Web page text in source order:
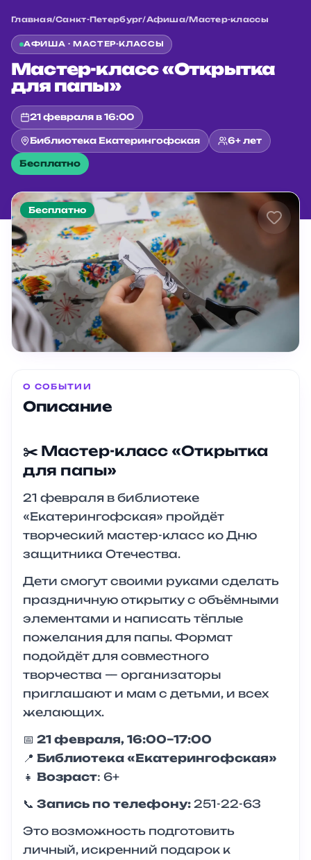
Главная/Санкт-Петербург/Афиша/Мастер-классы
АФИША ·МАСТЕР-КЛАССЫ
Мастер-класс «Открытка
для папы»
21 февраля в 16:00
Библиотека Екатерингофская 6+ лет
Бесплатно
Главная
Санкт-Петербург
Афиша
Мастер-классы
Мастер-класс «Открытка для папы»
Бесплатно
О СОБЫТИИ
Описание
✂️ Мастер-класс «Открытка
для папы»
21 февраля в библиотеке
«Екатерингофская» пройдёт
творческий мастер-класс ко Дню
защитника Отечества.
Дети смогут своими руками сделать
праздничную открытку с объёмными
элементами и написать тёплые
пожелания для папы. Формат
подойдёт для совместного
творчества — организаторы
приглашают и мам с детьми, и всех
желающих.
📅 21 февраля, 16:00–17:00
📍 Библиотека «Екатерингофская»
👧 Возраст: 6+
📞 Запись по телефону: 251-22-63
Это возможность подготовить
личный, искренний подарок к